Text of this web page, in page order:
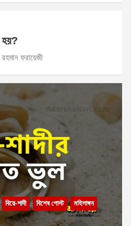
হয়?
ফরায়েজী
বিয়ে-শাদী বিশেষ পোস্ট
মহিলাঙ্গন